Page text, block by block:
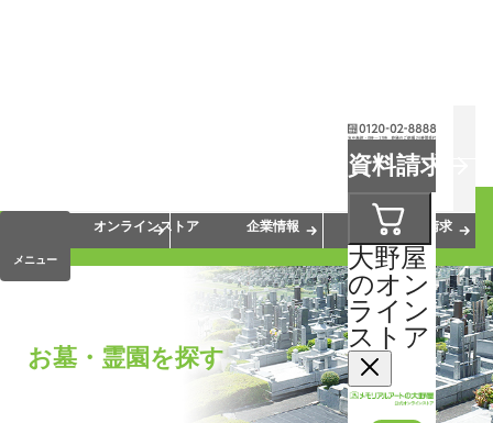
資料請求
大野屋
のオン
ライン
ストア
メニュー
会員サービス
オンラインストア
企業情報 資料請求
お墓・霊園を探す